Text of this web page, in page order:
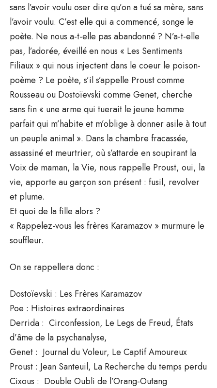
sans l’avoir voulu oser dire qu’on a tué sa mère, sans
l’avoir voulu. C’est elle qui a commencé, songe le
poète. Ne nous a-t-elle pas abandonné ? N’a-t-elle
pas, l’adorée, éveillé en nous « Les Sentiments
Filiaux » qui nous injectent dans le coeur le poison-
poème ? Le poète, s’il s’appelle Proust comme
Rousseau ou Dostoïevski comme Genet, cherche
sans fin « une arme qui tuerait le jeune homme
parfait qui m’habite et m’oblige à donner asile à tout
un peuple animal ». Dans la chambre fracassée,
assassiné et meurtrier, où s’attarde en soupirant la
Voix de maman, la Vie, nous rappelle Proust, oui, la
vie, apporte au garçon son présent : fusil, revolver
et plume.
Et quoi de la fille alors ?
« Rappelez-vous les frères Karamazov » murmure le
souffleur.
On se rappellera donc :
Dostoïevski : Les Frères Karamazov
Poe : Histoires extraordinaires
Derrida : Circonfession, Le Legs de Freud, États
d’âme de la psychanalyse,
Genet : Journal du Voleur, Le Captif Amoureux
Proust : Jean Santeuil, La Recherche du temps perdu
Cixous : Double Oubli de l’Orang-Outang